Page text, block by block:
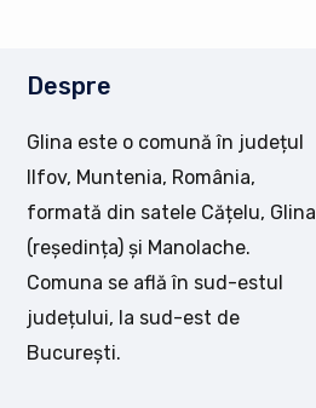
Despre
Glina este o comună în județul
Ilfov, Muntenia, România,
formată din satele Cățelu, Glina
(reședința) și Manolache.
Comuna se află în sud-estul
județului, la sud-est de
București.